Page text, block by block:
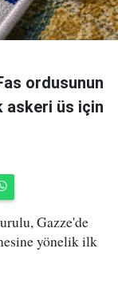
ordusunun
askeri üs için
Gazze'de
yönelik ilk